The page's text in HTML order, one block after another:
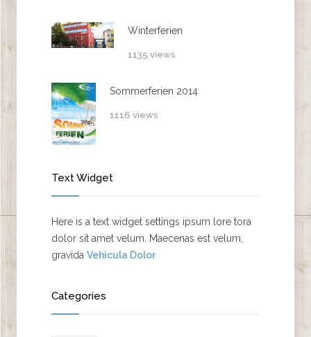
Winterferien
1135 views
Sommerferien 2014
1116 views
Text Widget
Here is a text widget settings ipsum lore tora
dolor sit amet velum. Maecenas est velum,
gravida Vehicula Dolor
Categories